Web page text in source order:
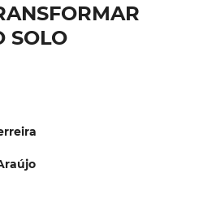
SOLO